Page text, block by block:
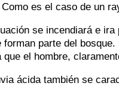
es el caso de un
se incendiará e
forman parte del
que el hombre,
ácida también se